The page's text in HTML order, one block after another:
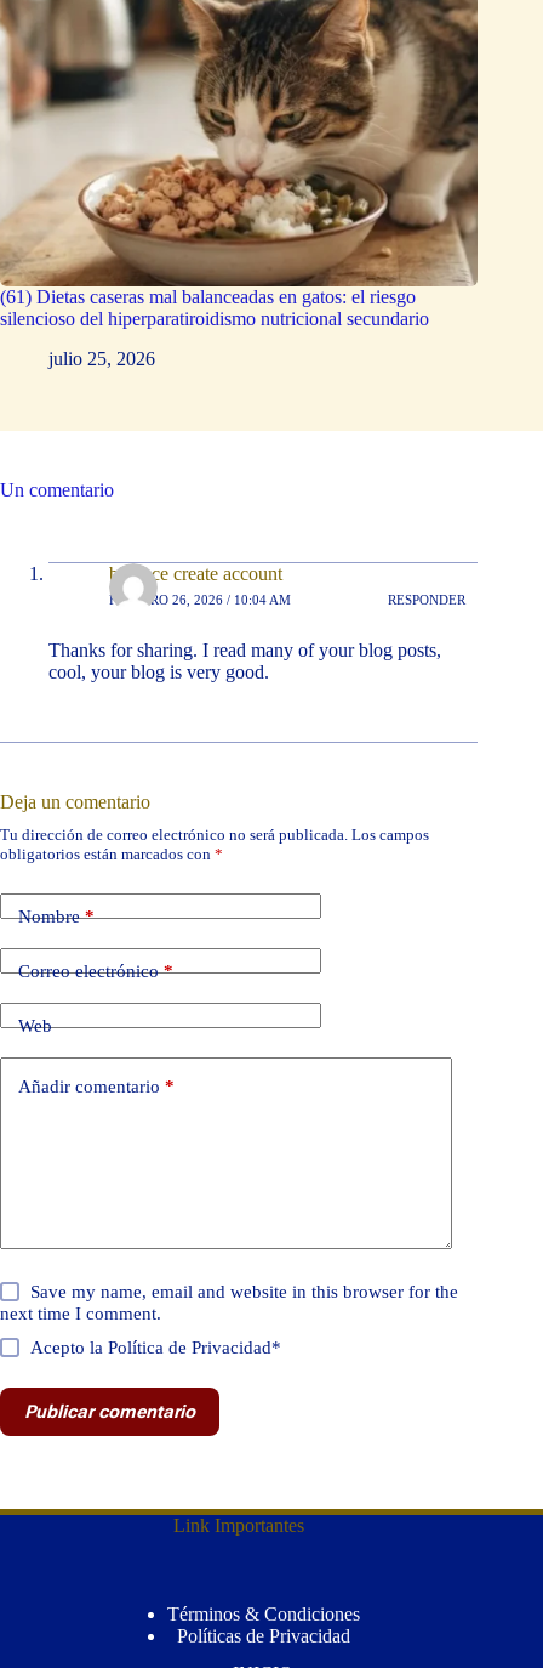
(61) Dietas caseras mal balanceadas en gatos: el riesgo
silencioso del hiperparatiroidismo nutricional secundario
julio 25, 2026
Un comentario
binance create account
FEBRERO 26, 2026 / 10:04 AM RESPONDER
Thanks for sharing. I read many of your blog posts,
cool, your blog is very good.
Deja un comentario
Tu dirección de correo electrónico no será publicada. Los campos
obligatorios están marcados con *
Nombre*
Correo electrónico*
Web
Añadir comentario *
Save my name, email and website in this browser for the
next time I comment.
Acepto la Política de Privacidad*
Publicar comentario
Link Importantes
Términos & Condiciones
Políticas de Privacidad